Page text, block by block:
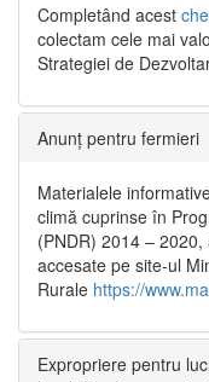
Completând acest
colectam cele mai
Strategiei de
Anunț pentru fermieri
Materialele
climă cuprinse în
(PNDR) 2014 –
accesate pe site-ul
Rurale https://
Expropriere pentru